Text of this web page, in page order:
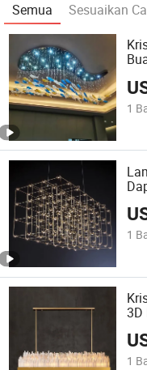
Semua Sesuaikan
1
1
3D
1